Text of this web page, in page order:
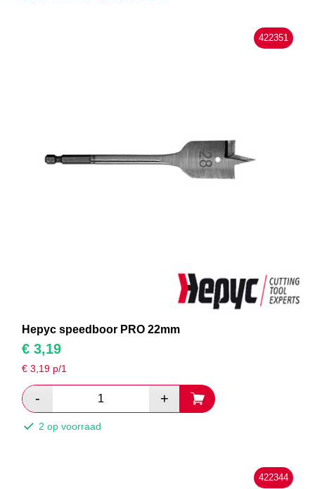
422351
Hepyc speedboor PRO 22mm
€ 3,19
€3,19 p/1
2 op voorraad
422344